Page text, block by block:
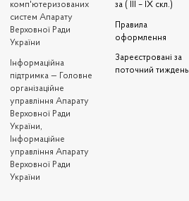
комп'ютеризованих
систем Апарату
Верховної Ради
України
Iнформаційна
підтримка — Головне
організаційне
управління Апарату
Верховної Ради
України,
Інформаційне
управління Апарату
Верховної Ради
України
за ( III – IX скл.)
Правила
оформлення
Зареєстровані за
поточний тиждень